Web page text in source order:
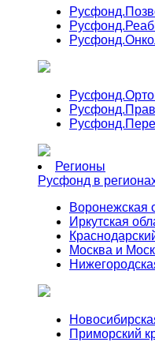
Русфонд.
Русфонд.
Русфонд.
Русфонд.
Русфонд.
Русфонд.
Регионы
Русфонд в
Воронежская
Иркутская
Москва и
Приморский